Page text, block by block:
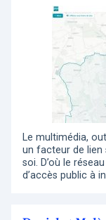
Le multimédia,
un facteur de lien
soi. D’où le
d’accès public à